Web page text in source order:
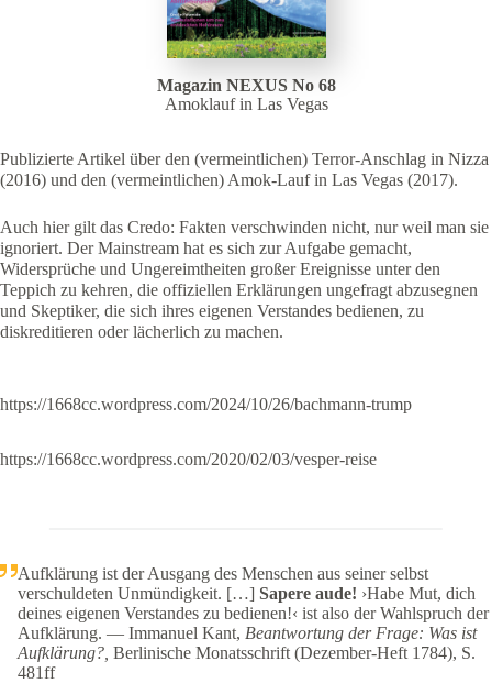
Magazin NEXUS No 68
Amoklauf in Las Vegas
Publizierte Artikel über den (vermeintlichen) Terror-Anschlag in Nizza
(2016) und den (vermeintlichen) Amok-Lauf in Las Vegas (2017).
Auch hier gilt das Credo: Fakten verschwinden nicht, nur weil man sie
ignoriert. Der Mainstream hat es sich zur Aufgabe gemacht,
Widersprüche und Ungereimtheiten großer Ereignisse unter den
Teppich zu kehren, die offiziellen Erklärungen ungefragt abzusegnen
und Skeptiker, die sich ihres eigenen Verstandes bedienen, zu
diskreditieren oder lächerlich zu machen.
https://1668cc.wordpress.com/2024/10/26/bachmann-trump
https://1668cc.wordpress.com/2020/02/03/vesper-reise
Aufklärung ist der Ausgang des Menschen aus seiner selbst
verschuldeten Unmündigkeit. […] Sapere aude! ›Habe Mut, dich
deines eigenen Verstandes zu bedienen!‹ ist also der Wahlspruch der
Aufklärung. — Immanuel Kant, Beantwortung der Frage: Was ist
Aufklärung?, Berlinische Monatsschrift (Dezember-Heft 1784), S.
481ff